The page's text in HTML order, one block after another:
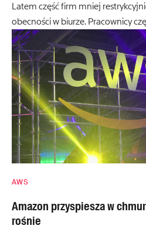
Latem część firm mniej
obecności w biurze. Pracownicy
AWS
Amazon przyspiesza w
rośnie